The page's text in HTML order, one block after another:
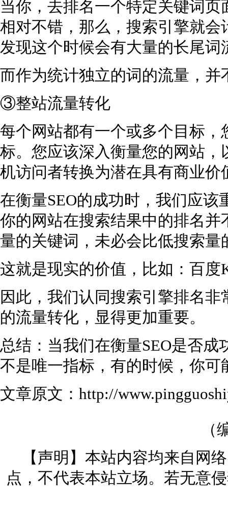
当你，去排名一个特定关键词
相对不错，那么，搜索引擎就
发现这个时候会有大量的长尾词
而作为统计独立的词的流量，并
③整站流量转化
每个网站都有一个或多个目标
标。您应该深入衡量您的网站
机访问者转换为潜在具有商业价
在衡量SEO的成功时，我们应
你的网站在搜索结果中的排名
量的关键词，未必会比低搜索
这就是现实的价值，比如：百度
因此，我们认同搜索引擎排名
的流量转化，显得更加重要。
总结：当我们在衡量SEO是否
不是唯一指标，有的时候，你
文章原文：http://
（
【声明】本站内容均来自网
点，不代表本站立场。若无意